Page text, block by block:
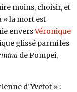
moins, choisir, et
la mort est
enversVéronique
glissé parmi les
de Pompei,
d’Yvetot » :